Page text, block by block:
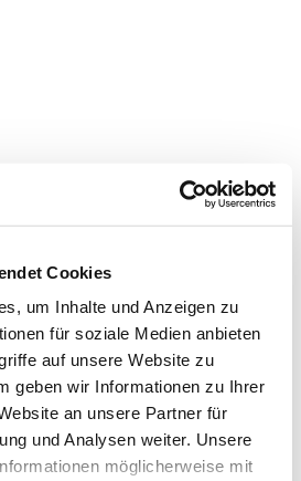
Cookies
um Inhalte und Anzeigen zu
für soziale Medien anbieten
auf unsere Website zu
geben wir Informationen zu Ihrer
an unsere Partner für
und Analysen weiter. Unsere
möglicherweise mit